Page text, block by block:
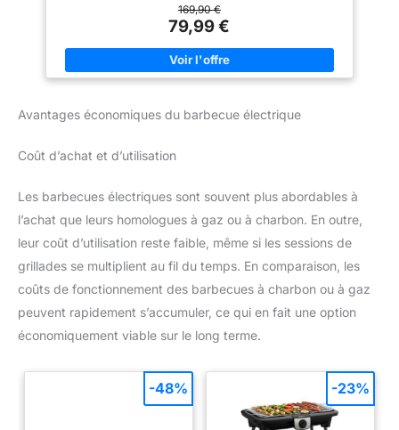
Couvercle équipé d'un thermomètre intégré permettant de
surveiller facilement la température, doté d'une échelle
graduée très lisible. Le couvercle peut également servir de
pare-vent. Température réglable - Thermostat amovible à
plusieurs niveaux, muni d'une poignée d'extraction Facile à
nettoyer grâce à son bac à graisse amovible. Détails – 1 x grill
nettoyer, 2 000 W, réf. 8541
169,90 €
79,99 €
Avantages économiques du barbecue électrique
Coût d’achat et d’utilisation
Les barbecues électriques sont souvent plus abordables à
l’achat que leurs homologues à gaz ou à charbon. En outre,
leur coût d’utilisation reste faible, même si les sessions de
grillades se multiplient au fil du temps. En comparaison, les
coûts de fonctionnement des barbecues à charbon ou à gaz
peuvent rapidement s’accumuler, ce qui en fait une option
économiquement viable sur le long terme.
-48% -23%